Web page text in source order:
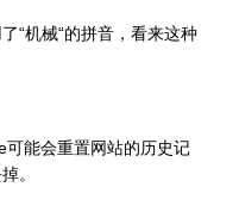
“机械“的拼音，看来这种
能会重置网站的历史记
。